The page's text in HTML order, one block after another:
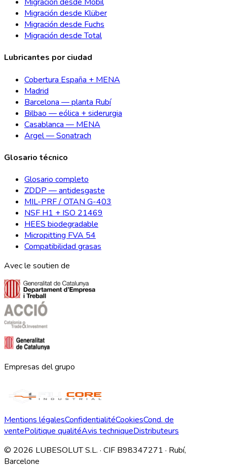
Migración desde Klüber
Migración desde Fuchs
Migración desde Total
Lubricantes por ciudad
Cobertura España + MENA
Madrid
Barcelona — planta Rubí
Bilbao — eólica + siderurgia
Casablanca — MENA
Argel — Sonatrach
Glosario técnico
Glosario completo
ZDDP — antidesgaste
MIL-PRF / OTAN G-403
NSF H1 + ISO 21469
HEES biodegradable
Micropitting FVA 54
Compatibilidad grasas
Avec le soutien de
Empresas del grupo
Mentions légalesConfidentialitéCookiesCond. de
ventePolitique qualitéAvis techniqueDistributeurs
© 2026 LUBESOLUT S.L. · CIF B98347271 · Rubí,
Barcelone